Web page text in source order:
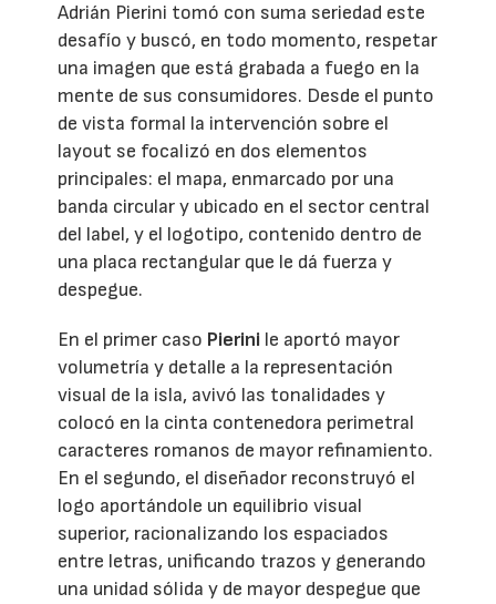
Adrián Pierini tomó con suma seriedad este
desafío y buscó, en todo momento, respetar
una imagen que está grabada a fuego en la
mente de sus consumidores. Desde el punto
de vista formal la intervención sobre el
layout se focalizó en dos elementos
principales: el mapa, enmarcado por una
banda circular y ubicado en el sector central
del label, y el logotipo, contenido dentro de
una placa rectangular que le dá fuerza y
despegue.
En el primer caso Pierini le aportó mayor
volumetría y detalle a la representación
visual de la isla, avivó las tonalidades y
colocó en la cinta contenedora perimetral
caracteres romanos de mayor refinamiento.
En el segundo, el diseñador reconstruyó el
logo aportándole un equilibrio visual
superior, racionalizando los espaciados
entre letras, unificando trazos y generando
una unidad sólida y de mayor despegue que